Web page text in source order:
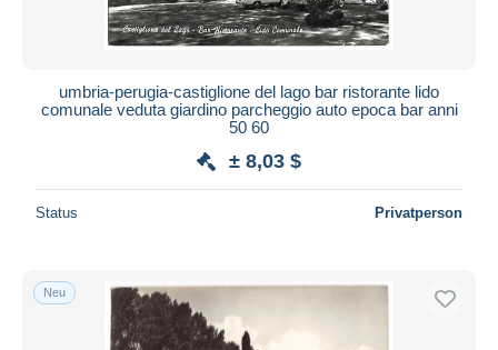
umbria-perugia-castiglione del lago bar ristorante lido
comunale veduta giardino parcheggio auto epoca bar anni
50 60
± 8,03 $
Status Privatperson
Neu